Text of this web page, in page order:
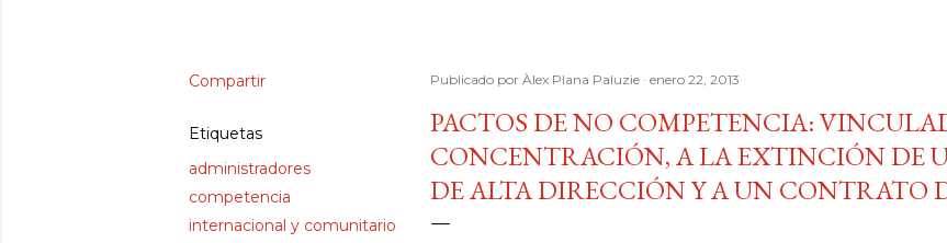
Compartir
Etiquetas
administradores
competencia
internacional y comunitario
Publicado por Àlex Plana Paluzie enero 22, 2013
PACTOS DE NO COMPETENCIA:
CONCENTRACIÓN, A LA EXTINCIÓN DE
DE ALTA DIRECCIÓN Y A UN CONTRATO